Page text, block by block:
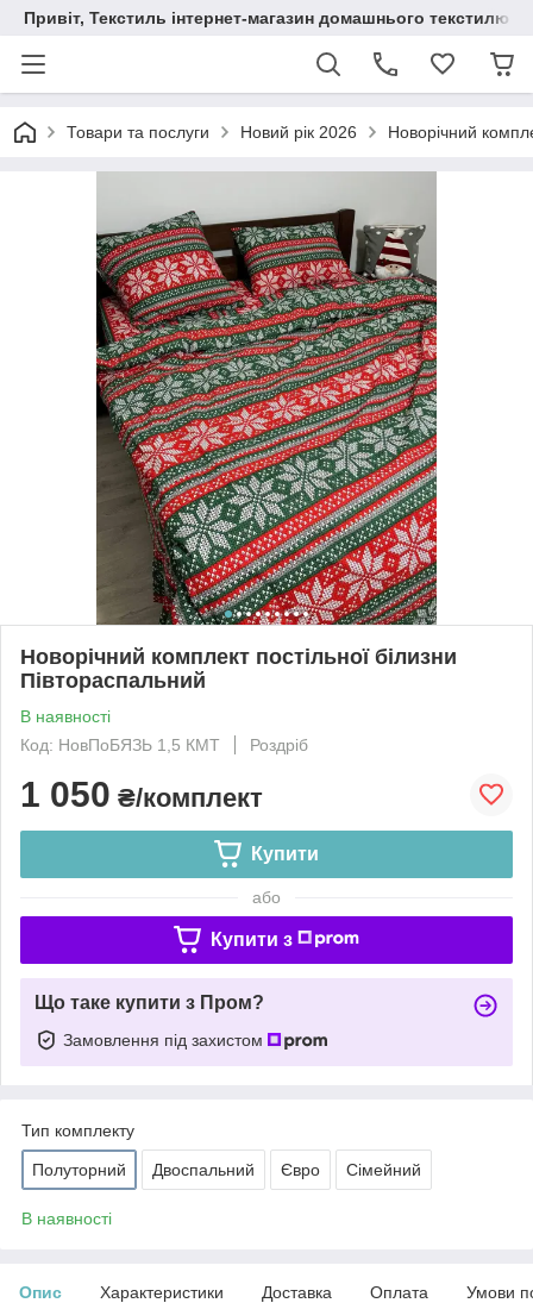
Привіт, Текстиль інтернет-магазин домашнього текстилю
Товари та послуги Новий рік 2026 Новорічний
Новорічний комплект постільної білизни
Півтораспальний
В наявності
Код: НовПоБЯЗЬ 1,5 КМТ
Роздріб
1 050 ₴/комплект
Купити
або
Купити з
Що таке купити з Пром?
Замовлення під захистом
Тип комплекту
Полуторний Двоспальний Євро Сімейний
В наявності
Опис Характеристики Доставка Оплата Умови